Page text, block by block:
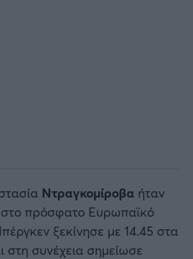
Ντραγκομίροβα ήταν
πρόσφατο Ευρωπαϊκό
ξεκίνησε με 14.45 στα
στη συνέχεια σημείωσε